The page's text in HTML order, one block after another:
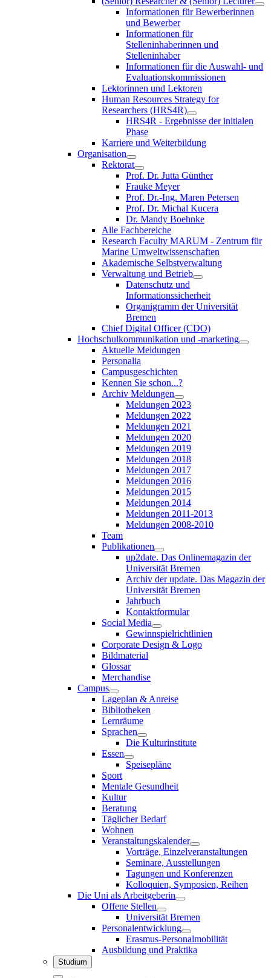
Informationen für Bewerberinnen
und Bewerber
Informationen für
Stelleninhaberinnen und
Stelleninhaber
Informationen für die Auswahl- und
Evaluationskommissionen
Lektorinnen und Lektoren
Human Resources Strategy for
Researchers (HRS4R)
HRS4R - Ergebnisse der initialen
Phase
Karriere und Weiterbildung
Organisation
Rektorat
Prof. Dr. Jutta Günther
Frauke Meyer
Prof. Dr.-Ing. Maren Petersen
Prof. Dr. Michal Kucera
Dr. Mandy Boehnke
Alle Fachbereiche
Research Faculty MARUM - Zentrum für
Marine Umweltwissenschaften
Akademische Selbstverwaltung
Verwaltung und Betrieb
Datenschutz und
Informationssicherheit
Organigramm der Universität
Bremen
Chief Digital Officer (CDO)
Hochschulkommunikation und -marketing
Aktuelle Meldungen
Personalia
Campusgeschichten
Kennen Sie schon...?
Archiv Meldungen
Meldungen 2023
Meldungen 2022
Meldungen 2021
Meldungen 2020
Meldungen 2019
Meldungen 2018
Meldungen 2017
Meldungen 2016
Meldungen 2015
Meldungen 2014
Meldungen 2011-2013
Meldungen 2008-2010
Team
Publikationen
up2date. Das Onlinemagazin der
Universität Bremen
Archiv der update. Das Magazin der
Universität Bremen
Jahrbuch
Kontaktformular
Social Media
Gewinnspielrichtlinien
Corporate Design & Logo
Bildmaterial
Glossar
Merchandise
Campus
Lageplan & Anreise
Bibliotheken
Lernräume
Sprachen
Die Kulturinstitute
Essen
Speisepläne
Sport
Mentale Gesundheit
Kultur
Beratung
Täglicher Bedarf
Wohnen
Veranstaltungskalender
Vorträge, Einzelveranstaltungen
Seminare, Ausstellungen
Tagungen und Konferenzen
Kolloquien, Symposien, Reihen
Die Uni als Arbeitgeberin
Offene Stellen
Universität Bremen
Personalentwicklung
Erasmus-Personalmobilität
Ausbildung und Praktika
Studium